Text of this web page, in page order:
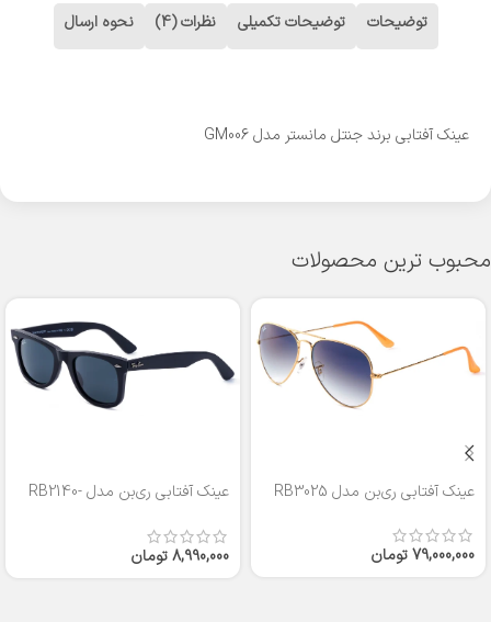
توضیحات توضیحات تکمیلی نظرات (4) نحوه ارسال
عینک آفتابی برند جنتل مانستر مدل GM006
محبوب ترین محصولات
عینک آفتابی ری‌بن مدل RB3025
79,000,000تومان
عینک آفتابی ری‌بن مدل RB2140-
8,990,000تومان